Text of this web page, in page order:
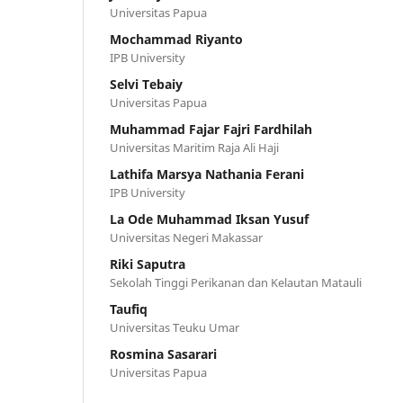
Universitas Papua
Mochammad Riyanto
IPB University
Selvi Tebaiy
Universitas Papua
Muhammad Fajar Fajri Fardhilah
Universitas Maritim Raja Ali Haji
Lathifa Marsya Nathania Ferani
IPB University
La Ode Muhammad Iksan Yusuf
Universitas Negeri Makassar
Riki Saputra
Sekolah Tinggi Perikanan dan Kelautan Matauli
Taufiq
Universitas Teuku Umar
Rosmina Sasarari
Universitas Papua